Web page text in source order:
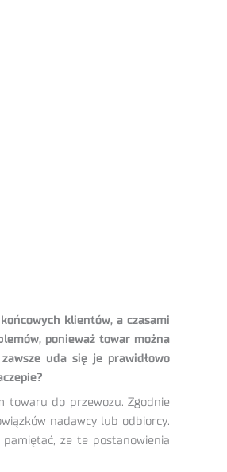
klientów, a czasami
ponieważ towar można
uda się je prawidłowo
towaru do przewozu. Zgodnie
nadawcy lub odbiorcy.
że te postanowienia